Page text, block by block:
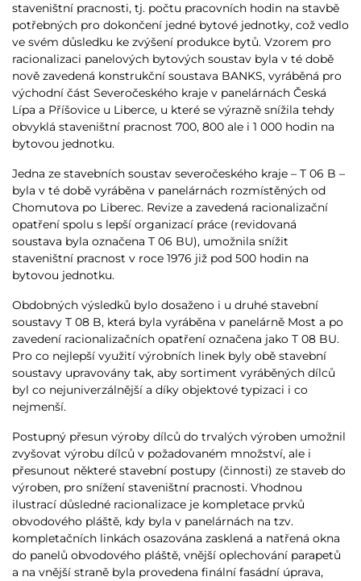
staveništní pracnosti, tj. počtu pracovních hodin na stavbě
potřebných pro dokončení jedné bytové jednotky, což vedlo
ve svém důsledku ke zvýšení produkce bytů. Vzorem pro
racionalizaci panelových bytových soustav byla v té době
nově zavedená konstrukční soustava BANKS, vyráběná pro
východní část Severočeského kraje v panelárnách Česká
Lípa a Příšovice u Liberce, u které se výrazně snížila tehdy
obvyklá staveništní pracnost 700, 800 ale i 1 000 hodin na
bytovou jednotku.
Jedna ze stavebních soustav severočeského kraje – T 06 B –
byla v té době vyráběna v panelárnách rozmístěných od
Chomutova po Liberec. Revize a zavedená racionalizační
opatření spolu s lepší organizací práce (revidovaná
soustava byla označena T 06 BU), umožnila snížit
staveništní pracnost v roce 1976 již pod 500 hodin na
bytovou jednotku.
Obdobných výsledků bylo dosaženo i u druhé stavební
soustavy T 08 B, která byla vyráběna v panelárně Most a po
zavedení racionalizačních opatření označena jako T 08 BU.
Pro co nejlepší využití výrobních linek byly obě stavební
soustavy upravovány tak, aby sortiment vyráběných dílců
byl co nejuniverzálnější a díky objektové typizaci i co
nejmenší.
Postupný přesun výroby dílců do trvalých výroben umožnil
zvyšovat výrobu dílců v požadovaném množství, ale i
přesunout některé stavební postupy (činnosti) ze staveb do
výroben, pro snížení staveništní pracnosti. Vhodnou
ilustrací důsledné racionalizace je kompletace prvků
obvodového pláště, kdy byla v panelárnách na tzv.
kompletačních linkách osazována zasklená a natřená okna
do panelů obvodového pláště, vnější oplechování parapetů
a na vnější straně byla provedena finální fasádní úprava,